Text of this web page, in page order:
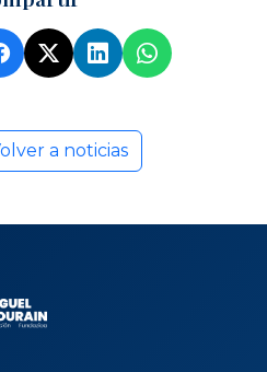
a noticias